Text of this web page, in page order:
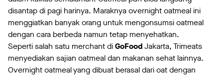
disantap di pagi harinya. Maraknya overnight oatmeal ini
menggiatkan banyak orang untuk mengonsumsi oatmeal
dengan cara berbeda namun tetap menyehatkan.
Seperti salah satu merchant diGoFoodJakarta, Trimeats
menyediakan sajian oatmeal dan makanan sehat lainnya.
Overnight oatmeal yang dibuat berasal dari oat dengan